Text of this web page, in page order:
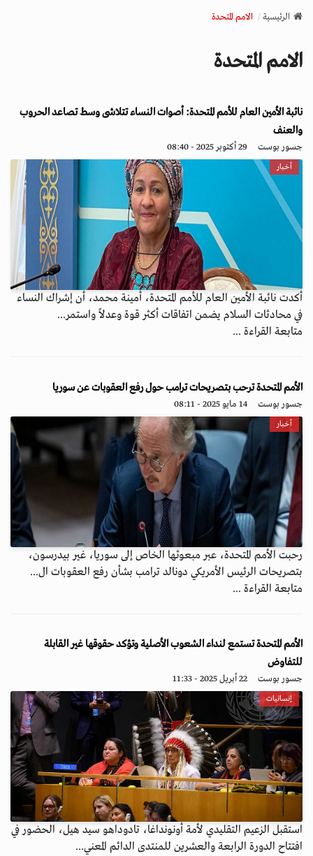
v
a
o
n
الرئيسية الامم المتحدة
الامم المتحدة
نائبة الأمين العام للأمم المتحدة: أصوات النساء تتلاشى وسط تصاعد الحروب
والعنف
جسور بوست 29 أكتوبر 2025 - 08:40
أخبار
أكدت نائبة الأمين العام للأمم المتحدة، أمينة محمد، أن إشراك النساء
في محادثات السلام يضمن اتفاقات أكثر قوة وعدلاً واستمر...
متابعة القراءة ...
الأمم المتحدة ترحب بتصريحات ترامب حول رفع العقوبات عن سوريا
جسور بوست 14 مايو 2025 - 08:11
أخبار
رحبت الأمم المتحدة، عبر مبعوثها الخاص إلى سوريا، غير بيدرسون،
بتصريحات الرئيس الأمريكي دونالد ترامب بشأن رفع العقوبات ال...
متابعة القراءة ...
الأمم المتحدة تستمع لنداء الشعوب الأصلية وتؤكد حقوقها غير القابلة
للتفاوض
جسور بوست 22 أبريل 2025 - 11:33
إنسانيات
استقبل الزعيم التقليدي لأمة أونونداغا، تادوداهو سيد هيل، الحضور في
افتتاح الدورة الرابعة والعشرين للمنتدى الدائم المعني...